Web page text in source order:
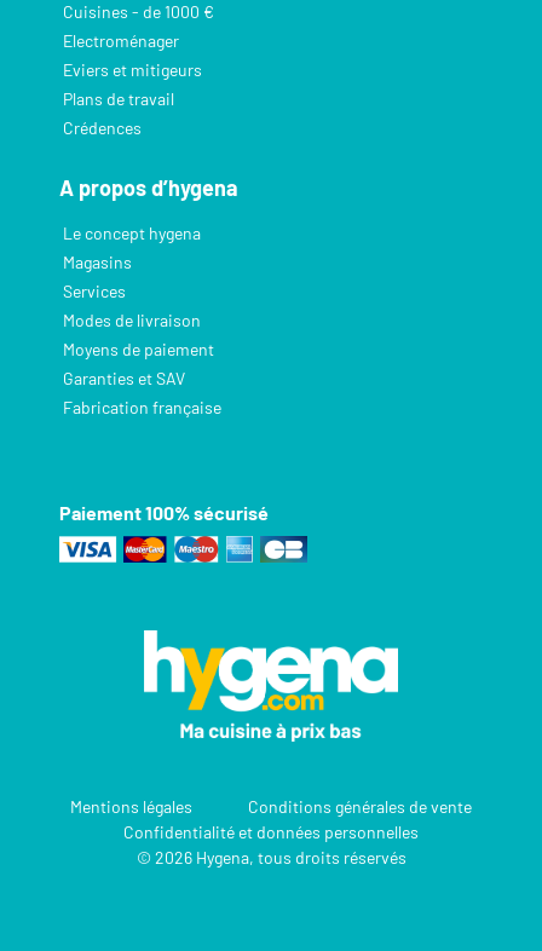
Cuisines - de 1000 €
Electroménager
Eviers et mitigeurs
Plans de travail
Crédences
A propos d’hygena
Le concept hygena
Magasins
Services
Modes de livraison
Moyens de paiement
Garanties et SAV
Fabrication française
Paiement 100% sécurisé
Mentions légales
Conditions générales de vente
Confidentialité et données personnelles
© 2026 Hygena, tous droits réservés